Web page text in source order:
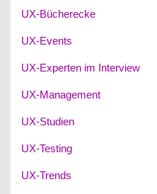
UX-Bücherecke
UX-Events
UX-Experten im Interview
UX-Management
UX-Studien
UX-Testing
UX-Trends